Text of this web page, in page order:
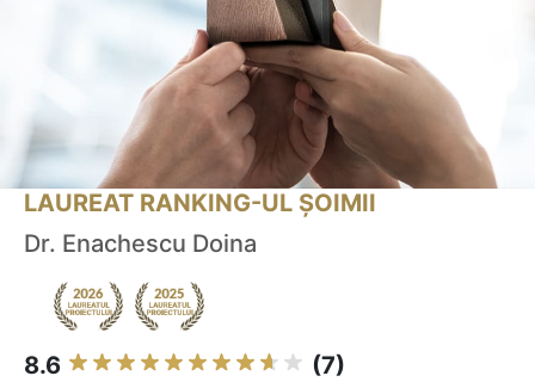
LAUREAT RANKING-UL ȘOIMII
Dr. Enachescu Doina
8.6 (7)